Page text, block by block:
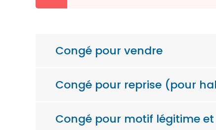
Congé pour vendre
Congé pour reprise (pour
Congé pour motif légitime et